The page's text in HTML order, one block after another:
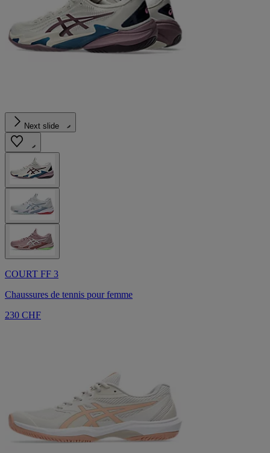
Next slide
COURT FF 3
Chaussures de tennis pour femme
230 CHF